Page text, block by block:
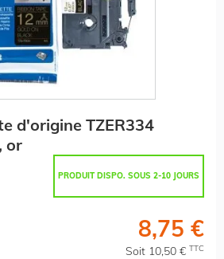
d'origine TZER334
or
PRODUIT DISPO. SOUS 2-10 JOURS
8,75 €
Soit 10,50 € TTC